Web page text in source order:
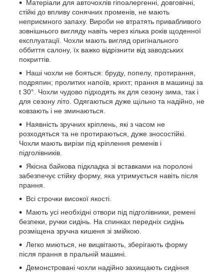
Матеріали для авточохлів гіпоалергенні, довговічні,
стійкі до впливу сонячних променів, не мають
неприємного запаху. Вироби не втратять привабливого
зовнішнього вигляду навіть через кілька років щоденної
експлуатації. Чохли мають вигляд оригінального
оббиття салону, їх важко відрізнити від заводських
покриттів.
Наші чохли не бояться: бруду, попелу, протирання,
подряпин; пролитих напоїв, крихт; прання в машинці за
t 30°. Чохли чудово підходять як для сезону зима, так і
для сезону літо. Одягаються дуже щільно та надійно, не
ковзають і не зминаються.
Наявність зручних кріплень, які з часом не
розходяться та не протираються, дуже зносостійкі.
Чохли мають вирізи під кріплення ременів і
підголівників.
Якісна байкова підкладка зі вставками на поролоні
забезпечує стійку форму, яка утримується навіть після
прання.
Всі строчки високої якості.
Мають усі необхідні отвори під підголівники, ремені
безпеки, ручки сидінь. На спинках передніх сидінь
розміщена зручна кишеня зі змійкою.
Легко миються, не вицвітають, зберігають форму
після прання в пральній машині.
Демонстровані чохли надійно захищають сидіння